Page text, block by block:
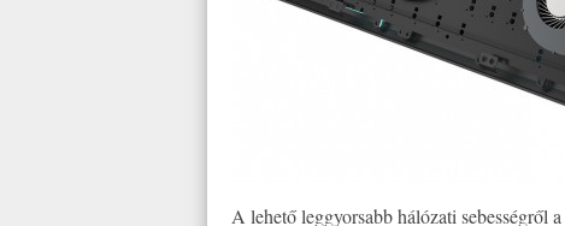
A lehető leggyorsabb hálózati sebességről a